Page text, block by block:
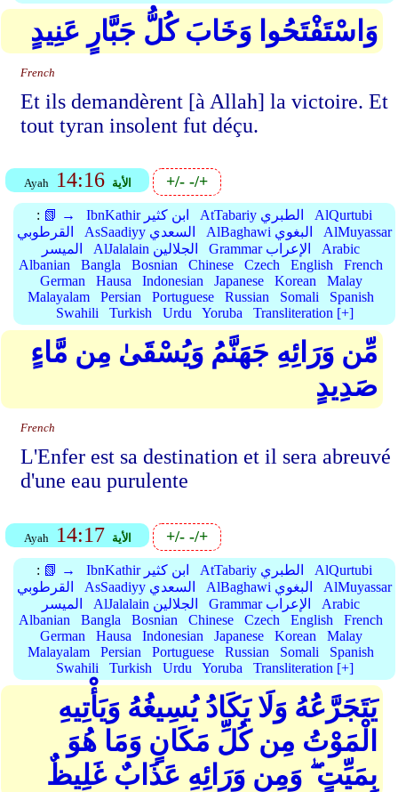
وَاسْتَفْتَحُوا وَخَابَ كُلُّ جَبَّارٍ عَنِيدٍ
French
Et ils demandèrent [à Allah] la victoire. Et
tout tyran insolent fut déçu.
Ayah 14:16 الأية +/--/+
: 📗 → IbnKathir ابن كثير AtTabariy الطبري
AlQurtubi
القرطوبي
AsSaadiyy السعدي AlBaghawi البغوي
AlMuyassar
الميسر
AlJalalain الجلالين Grammar الإعراب
Arabic
Albanian
Bangla Bosnian Chinese Czech English
French
German
Hausa Indonesian Japanese Korean
Malay
Malayalam
Persian Portuguese Russian Somali
Spanish
Swahili
Turkish Urdu Yoruba Transliteration [+]
مِّن وَرَائِهِ جَهَنَّمُ وَيُسْقَىٰ مِن مَّاءٍ
صَدِيدٍ
French
L'Enfer est sa destination et il sera abreuvé
d'une eau purulente
Ayah 14:17 الأية +/--/+
: 📗 → IbnKathir ابن كثير AtTabariy الطبري
AlQurtubi
القرطوبي
AsSaadiyy السعدي AlBaghawi البغوي
AlMuyassar
الميسر
AlJalalain الجلالين Grammar الإعراب
Arabic
Albanian
Bangla Bosnian Chinese Czech English
French
German
Hausa Indonesian Japanese Korean
Malay
Malayalam
Persian Portuguese Russian Somali
Spanish
Swahili
Turkish Urdu Yoruba Transliteration [+]
يَتَجَرَّعُهُ وَلَا يَكَادُ يُسِيغُهُ وَيَأْتِيهِ
الْمَوْتُ مِن كُلِّ مَكَانٍ وَمَا هُوَ
بِمَيِّتٍ ۖ وَمِن وَرَائِهِ عَذَابٌ غَلِيظٌ